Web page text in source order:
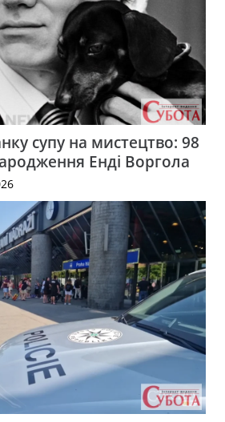
супу на мистецтво: 98
Енді Воргола